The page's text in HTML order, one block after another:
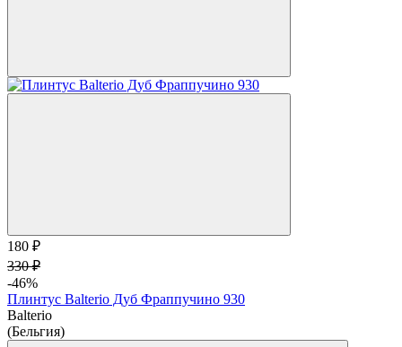
180 ₽
330 ₽
-46%
Плинтус Balterio Дуб Фраппучино 930
Balterio
(Бельгия)